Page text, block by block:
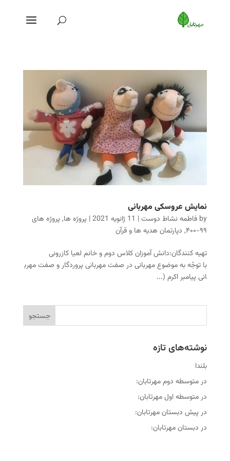
نمایش عروسکی مهربانی
by فاطمه نشاط دوست| 11 ژانویه 2021 | پروژه ها, پروژه های
۹۹-۴۰۰
, دپارتمان هدیه ها و قرآن
تهیه کنندگان:دانش آموزان کلاس دوم و خانم لعیا کازرونی
با توجّه به موضوع مهربانی در صفت مهربانی پروردگار و صفت مهرب
انی پیامبر اکرم (...
نوشته‌های تازه
بلندا
در متوسطه دوم مهرتابان:
در متوسطه اول مهرتابان:
در پیش دبستان مهرتابان:
در دبستان مهرتابان: